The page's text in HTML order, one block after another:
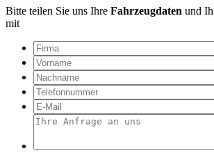
Bitte teilen Sie uns Ihre Fahrzeugdaten und
mit